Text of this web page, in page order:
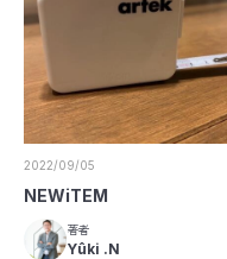
2022/09/05
NEWiTEM
著者
Yûki .N